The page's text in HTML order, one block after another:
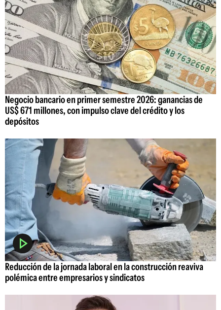
Negocio bancario en primer semestre 2026: ganancias de
US$ 671 millones, con impulso clave del crédito y los
depósitos
Reducción de la jornada laboral en la construcción reaviva
polémica entre empresarios y sindicatos